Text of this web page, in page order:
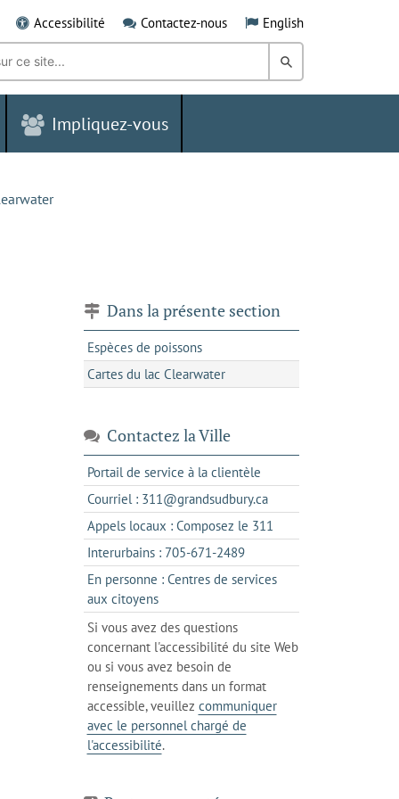
Accessibilité Contactez-nous English
Rechercher
dans
Grand
Impliquez-vous
Dans la présente section
Espèces de poissons
Cartes du lac Clearwater
Contactez la Ville
Portail de service à la clientèles'ouvre
dans
un
nouvel
Courriel : 311@grandsudbury.cas'ouvre
dans
votre
de
Appels locaux : Composez le 311
dans
un
client
téléphone
Interurbains : 705-671-2489s'ouvre
dans
client
votre
En personne : Centres de services
aux citoyenss'ouvre
dans
l'onglet
actuel
Si vous avez des questions
concernant l'accessibilité du site Web
ou si vous avez besoin de
renseignements dans un format
accessible, veuillez communiquer
avec le personnel chargé de
l'accessibilité.